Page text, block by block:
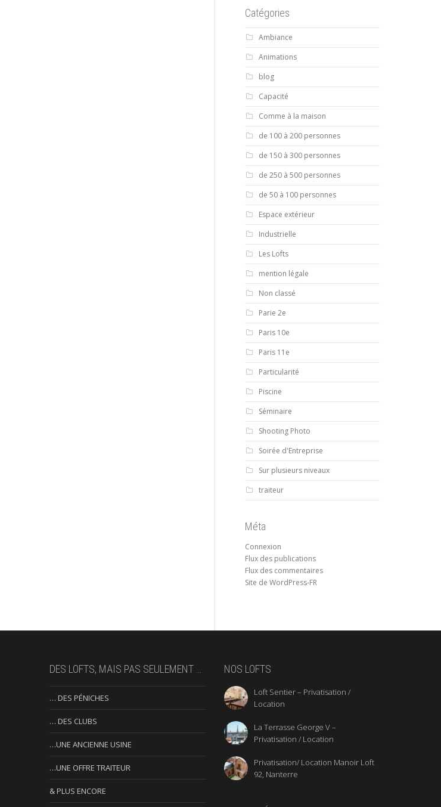
Catégories
Ambiance
Animations
blog
Capacité
Comme à la maison
de 100 à 200 personnes
de 150 à 300 personnes
de 250 à 500 personnes
de 50 à 100 personnes
Espace extérieur
Industrielle
Les Lofts
mention légale
Non classé
Parie 2e
Paris 10e
Paris 11e
Particularité
Piscine
Séminaire
Shooting Photo
Soirée d'Entreprise
Sur plusieurs niveaux
traiteur
Méta
Connexion
Flux des publications
Flux des commentaires
Site de WordPress-FR
DES LOFTS, MAIS PAS SEULEMENT …
… DES PÉNICHES
… DES CLUBS
…UNE ANCIENNE USINE
…UNE OFFRE TRAITEUR
& PLUS ENCORE
NOS LOFTS
Loft Sentier – Privatisation /
Location
La Terrasse George V –
Privatisation / Location
Privatisation/ Location Manoir Loft
92, Nanterre